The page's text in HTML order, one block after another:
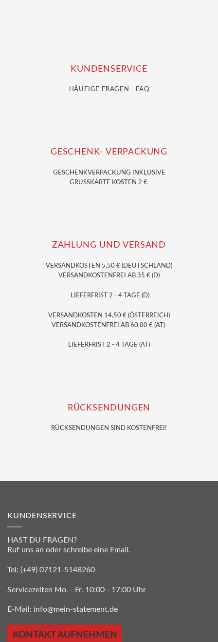
KUNDENSERVICE
HÄUFIGE FRAGEN - FAQ
GESCHENK- VERPACKUNG
GESCHENKVERPACKUNG
INKLUSIVE
GRUSSKARTE KOSTEN 2 €
ZAHLUNG UND VERSAND
VERSANDKOSTEN 5,50 € (DEUTSCHLAND)
VERSANDKOSTENFREI AB 35 € (D)
LIEFERFRIST 2 - 4 TAGE (D)
VERSANDKOSTEN 14,50 € (ÖSTERREICH)
VERSANDKOSTENFREI AB 60,00 € (AT)
LIEFERFRIST 2 - 4 TAGE (AT)
RÜCKSENDUNGEN
RÜCKSENDUNGEN SIND KOSTENFREI!
KUNDENSERVICE
HAST DU FRAGEN?
Ruf uns an oder schreibe eine Email.
Tel: (+49) 07121-5148260
Servicezeiten Mo. - Fr. 10:00 - 17:00 Uhr
E-Mail: info@mein-statement.de
KONTAKT AUFNEHMEN